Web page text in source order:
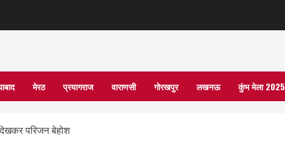
मेरठ प्रयागराज वाराणसी गोरखपुर लखनऊ कुंभ मेला 2025
परिजन बेहोश